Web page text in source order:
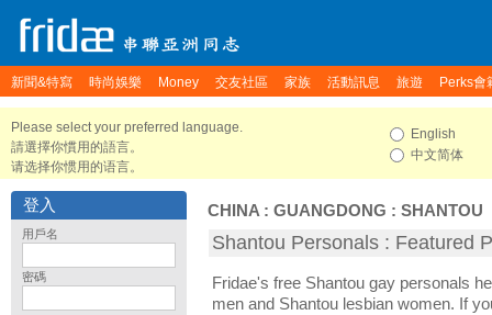
新聞&特寫 時尚娛樂 Money 交友社區 家族 活動訊息 旅遊 Perks會
Please select your preferred language.
請選擇你慣用的語言。
请选择你惯用的语言。
English
中文简体
登入
用戶名
密碼
CHINA : GUANGDONG : SHANTOU
Shantou Personals : Featured
Fridae's free Shantou gay personals
men and Shantou lesbian women. If